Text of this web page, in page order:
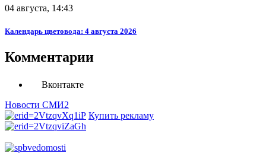
04 августа, 14:43
Календарь цветовода: 4 августа 2026
Комментарии
Вконтакте
Новости СМИ2
Купить рекламу